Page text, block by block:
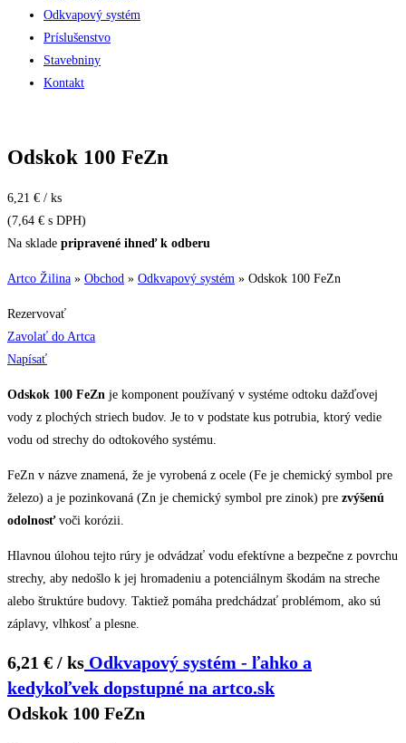
Odkvapový systém
Príslušenstvo
Stavebniny
Kontakt
Odskok 100 FeZn
6,21 € / ks
(7,64 € s DPH)
Na sklade pripravené ihneď k odberu
Artco Žilina » Obchod » Odkvapový systém » Odskok 100 FeZn
Rezervovať
Zavolať do Artca
Napísať
Odskok 100 FeZn je komponent používaný v systéme odtoku dažďovej
vody z plochých striech budov. Je to v podstate kus potrubia, ktorý vedie
vodu od strechy do odtokového systému.
FeZn v názve znamená, že je vyrobená z ocele (Fe je chemický symbol pre
železo) a je pozinkovaná (Zn je chemický symbol pre zinok) pre zvýšenú
odolnosťvoči korózii.
Hlavnou úlohou tejto rúry je odvádzať vodu efektívne a bezpečne z povrchu
strechy, aby nedošlo k jej hromadeniu a potenciálnym škodám na streche
alebo štruktúre budovy. Taktiež pomáha predchádzať problémom, ako sú
záplavy, vlhkosť a plesne.
6,21 € / ks Odkvapový systém - ľahko a
kedykoľvek dopstupné na artco.sk
Odskok 100 FeZn